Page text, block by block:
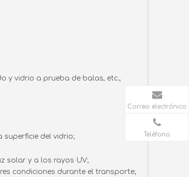
y vidrio a prueba de balas, etc.,
superficie del vidrio;
solar y a los rayos UV;
condiciones durante el transporte;
Correo electrónico
Teléfono